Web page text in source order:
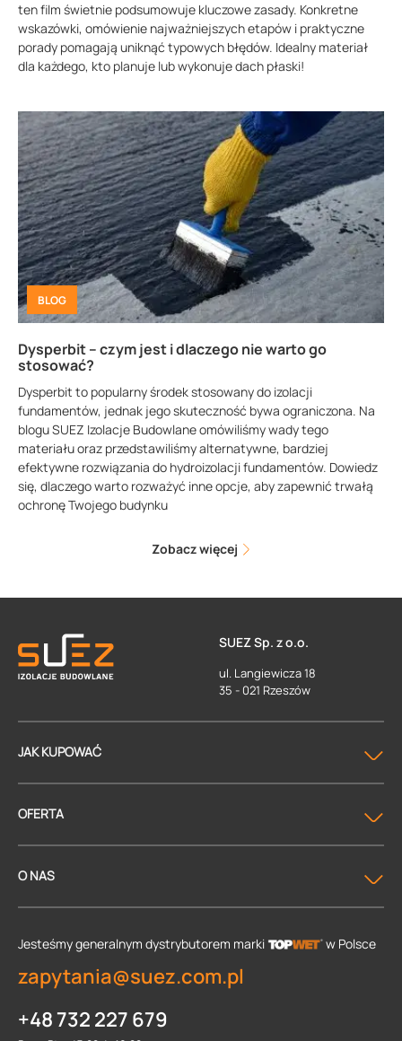
ten film świetnie podsumowuje kluczowe zasady. Konkretne
wskazówki, omówienie najważniejszych etapów i praktyczne
porady pomagają uniknąć typowych błędów. Idealny materiał
dla każdego, kto planuje lub wykonuje dach płaski!
BLOG
Dysperbit – czym jest i dlaczego nie warto go
stosować?
Dysperbit to popularny środek stosowany do izolacji
fundamentów, jednak jego skuteczność bywa ograniczona. Na
blogu SUEZ Izolacje Budowlane omówiliśmy wady tego
materiału oraz przedstawiliśmy alternatywne, bardziej
efektywne rozwiązania do hydroizolacji fundamentów. Dowiedz
się, dlaczego warto rozważyć inne opcje, aby zapewnić trwałą
ochronę Twojego budynku
Zobacz więcej
SUEZ Sp. z o.o.
ul. Langiewicza 18
35 - 021 Rzeszów
JAK KUPOWAĆ
OFERTA
O NAS
Jesteśmy generalnym dystrybutorem marki w Polsce
zapytania@suez.com.pl
+48 732 227 679